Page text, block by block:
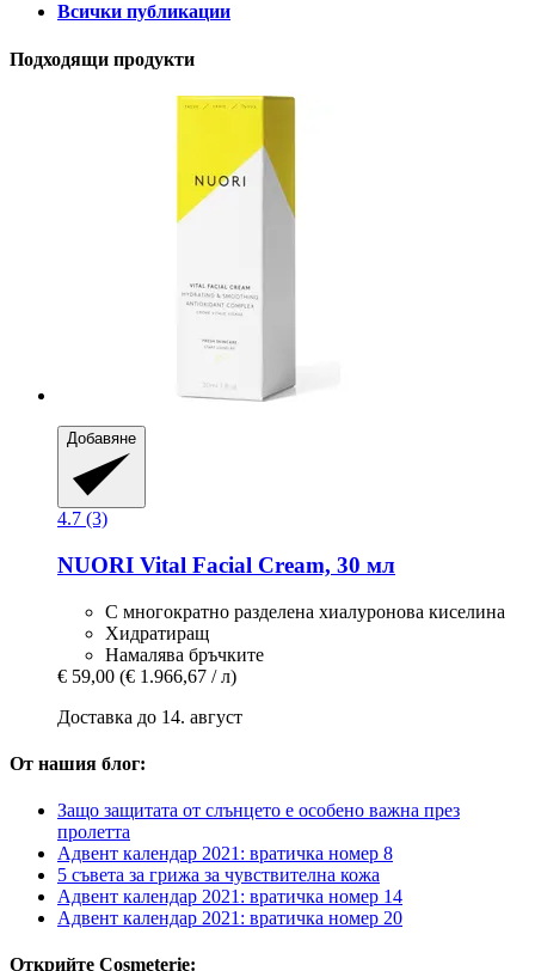
Всички публикации
Подходящи продукти
Добавяне
4.7 (3)
NUORI Vital Facial Cream, 30 мл
С многократно разделена хиалуронова киселина
Хидратиращ
Намалява бръчките
€ 59,00 (€ 1.966,67 / л)
Доставка до 14. август
От нашия блог:
Защо защитата от слънцето е особено важна през
пролетта
Адвент календар 2021: вратичка номер 8
5 съвета за грижа за чувствителна кожа
Адвент календар 2021: вратичка номер 14
Адвент календар 2021: вратичка номер 20
Открийте Cosmeterie: